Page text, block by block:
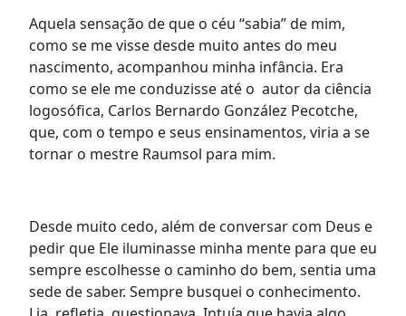
Aquela sensação de que o céu “sabia” de mim,
como se me visse desde muito antes do meu
nascimento, acompanhou minha infância. Era
como se ele me conduzisse até o autor da ciência
logosófica, Carlos Bernardo González Pecotche,
que, com o tempo e seus ensinamentos, viria a se
tornar o mestre Raumsol para mim.
Desde muito cedo, além de conversar com Deus e
pedir que Ele iluminasse minha mente para que eu
sempre escolhesse o caminho do bem, sentia uma
sede de saber. Sempre busquei o conhecimento.